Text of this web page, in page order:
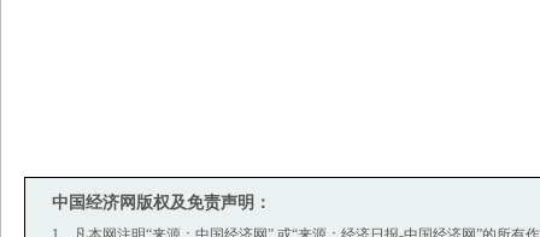
中国经济网版权及免责声明：